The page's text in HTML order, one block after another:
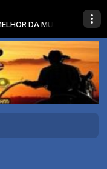
DA MUSICA
BOIADEIRO